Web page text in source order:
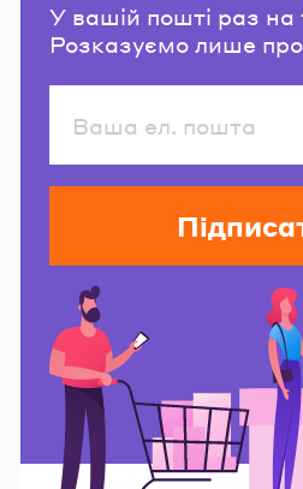
У вашій пошті раз на
Розказуємо лише